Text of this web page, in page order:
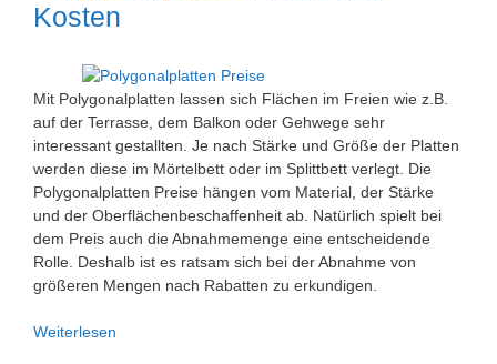
Kosten
Mit Polygonalplatten lassen sich Flächen im Freien wie z.B.
auf der Terrasse, dem Balkon oder Gehwege sehr
interessant gestallten. Je nach Stärke und Größe der Platten
werden diese im Mörtelbett oder im Splittbett verlegt. Die
Polygonalplatten Preise hängen vom Material, der Stärke
und der Oberflächenbeschaffenheit ab. Natürlich spielt bei
dem Preis auch die Abnahmemenge eine entscheidende
Rolle. Deshalb ist es ratsam sich bei der Abnahme von
größeren Mengen nach Rabatten zu erkundigen.
Weiterlesen